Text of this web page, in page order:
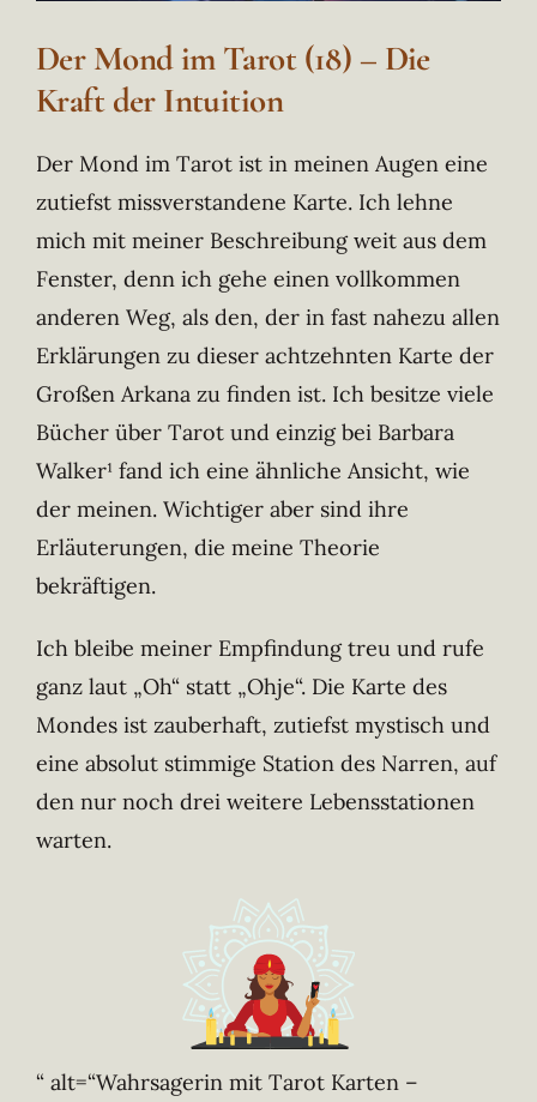
Der Mond im Tarot (18) – Die
Kraft der Intuition
Der Mond im Tarot ist in meinen Augen eine
zutiefst missverstandene Karte. Ich lehne
mich mit meiner Beschreibung weit aus dem
Fenster, denn ich gehe einen vollkommen
anderen Weg, als den, der in fast nahezu allen
Erklärungen zu dieser achtzehnten Karte der
Großen Arkana zu finden ist. Ich besitze viele
Bücher über Tarot und einzig bei Barbara
Walker¹ fand ich eine ähnliche Ansicht, wie
der meinen. Wichtiger aber sind ihre
Erläuterungen, die meine Theorie
bekräftigen.
Ich bleibe meiner Empfindung treu und rufe
ganz laut „Oh“ statt „Ohje“. Die Karte des
Mondes ist zauberhaft, zutiefst mystisch und
eine absolut stimmige Station des Narren, auf
den nur noch drei weitere Lebensstationen
warten.
“ alt=“Wahrsagerin mit Tarot Karten –